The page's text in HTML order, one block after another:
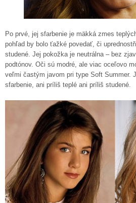
Po prvé, jej sfarbenie je mäkká zmes
pohľad by bolo ťažké povedať, či
studené. Jej pokožka je neutrálna – bez
podtónov. Oči sú modré, ale viac oceľovo
veľmi častým javom pri type Soft Summer.
sfarbenie, ani príliš teplé ani príliš studené.